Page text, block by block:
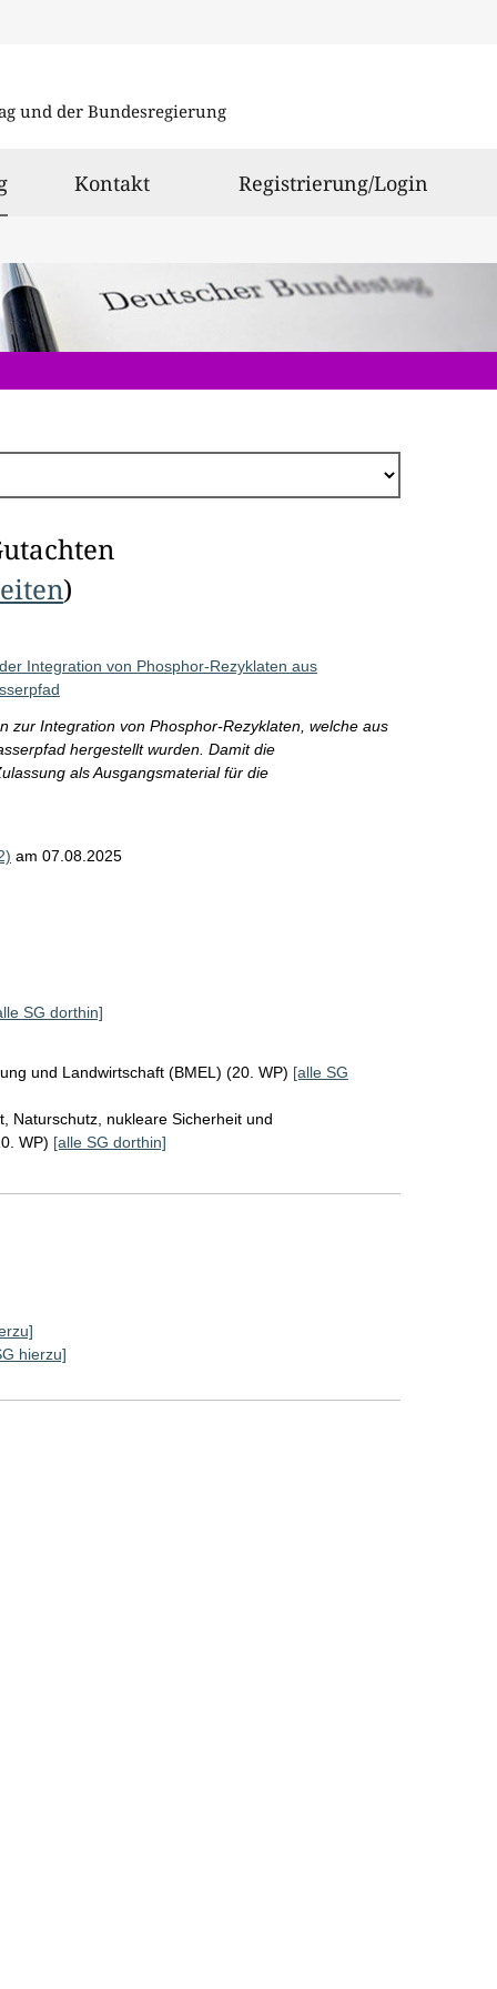
und der Bundesregierung
ausgewählt
Kontakt Registrierung/Login
)
Integration von Phosphor-Rezyklaten aus
zur Integration von Phosphor-Rezyklaten, welche aus
hergestellt wurden. Damit die
als Ausgangsmaterial für die
am 07.08.2025
SG dorthin]
und Landwirtschaft (BMEL) (20. WP) [alle SG
Naturschutz, nukleare Sicherheit und
WP) [alle SG dorthin]
hierzu]